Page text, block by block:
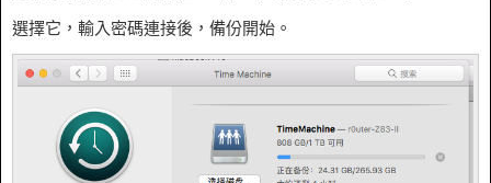
選擇它，輸入密碼連接後，備份開始。